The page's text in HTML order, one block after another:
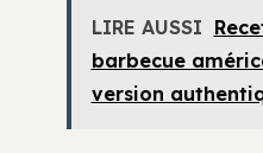
LIRE AUSSI
barbecue
version